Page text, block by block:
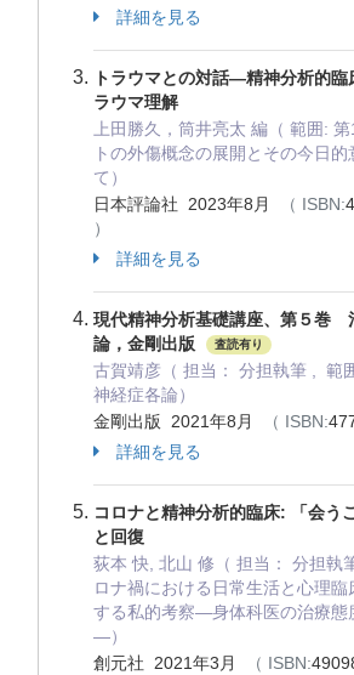
詳細を見る
トラウマとの対話―精神分析的臨
ラウマ理解
上田勝久，筒井亮太 編（ 範囲:
トの外傷概念の展開とその今日的
て）
日本評論社 2023年8月
（ ISBN:
）
詳細を見る
現代精神分析基礎講座、第５巻
論，金剛出版
査読有り
古賀靖彦（ 担当： 分担執筆 , 範
神経症各論）
金剛出版 2021年8月
（ ISBN:
詳細を見る
コロナと精神分析的臨床: 「会う
と回復
荻本 快, 北山 修（ 担当： 分担執
ロナ禍における日常生活と心理臨
する私的考察―身体科医の治療態
―）
創元社 2021年3月
（ ISBN: